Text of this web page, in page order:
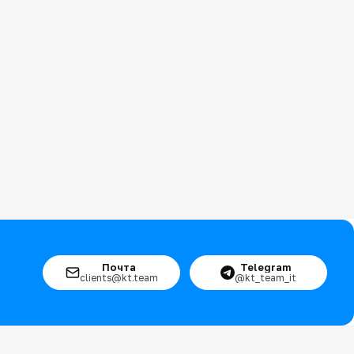
Почта
clients@kt.team
Telegram
@kt_team_it